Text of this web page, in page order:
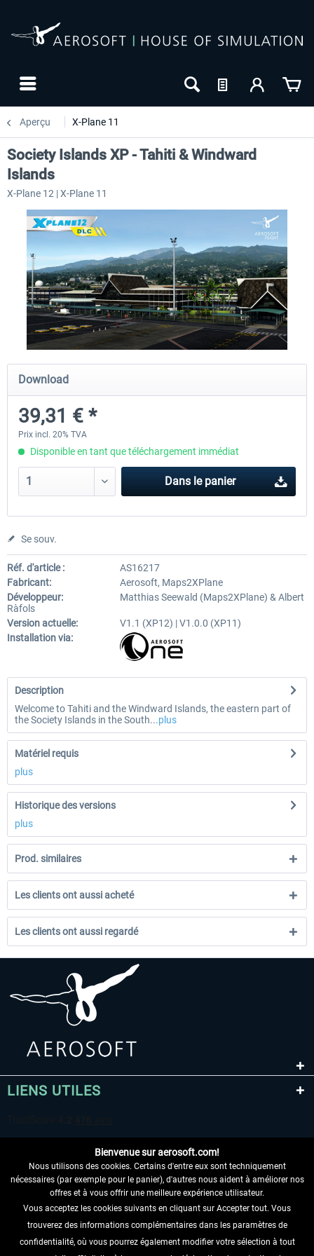
Aperçu X-Plane 11
(Windows)
44,95 € *
Society Islands XP - Tahiti & Windward
Islands
X-Plane 12 | X-Plane 11
Download
39,31 € *
Prix incl. 20% TVA
Disponible en tant que téléchargement immédiat
Dans le panier
Se souv.
Réf. d'article :
AS16217
Fabricant:
Aerosoft, Maps2XPlane
Développeur:
Matthias Seewald (Maps2XPlane) & Albert
Ràfols
Version actuelle:
V1.1 (XP12) | V1.0.0 (XP11)
Installation via:
Description
Welcome to Tahiti and the Windward Islands, the eastern part of
the Society Islands in the South...plus
Matériel requis
plus
Historique des versions
plus
Prod. similaires
Les clients ont aussi acheté
Les clients ont aussi regardé
LIENS UTILES
RENONCER AU CONTRAT ICI
INFORMATIONS
Bienvenue sur aerosoft.com!
Nous utilisons des cookies. Certains d'entre eux sont techniquement
nécessaires (par exemple pour le panier), d'autres nous aident à améliorer nos
offres et à vous offrir une meilleure expérience utilisateur.
Vous acceptez les cookies suivants en cliquant sur Accepter tout. Vous
trouverez des informations complémentaires dans les paramètres de
confidentialité, où vous pourrez également modifier votre sélection à tout